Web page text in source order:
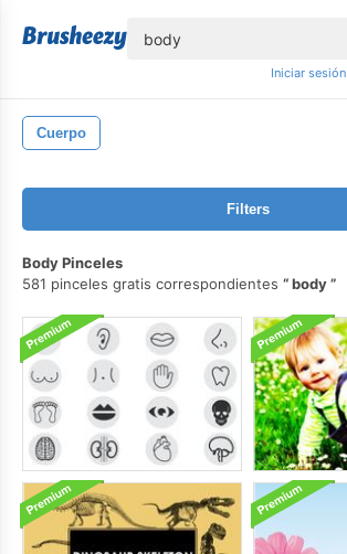
Iniciar sesión
Cuerpo
Filters
Body Pinceles
581 pinceles gratis correspondientes
body